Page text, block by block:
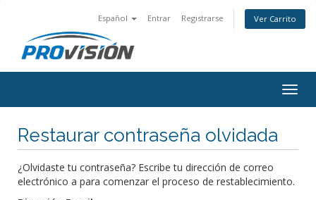
Español Entrar Registrarse Ver Carrito
Restaurar contraseña olvidada
¿Olvidaste tu contraseña? Escribe tu dirección de correo
electrónico a para comenzar el proceso de restablecimiento.